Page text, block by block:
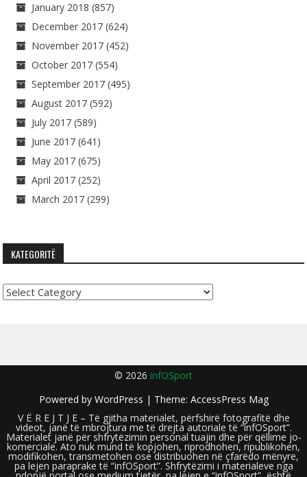
January 2018 (857)
December 2017 (624)
November 2017 (452)
October 2017 (554)
September 2017 (495)
August 2017 (592)
July 2017 (589)
June 2017 (641)
May 2017 (675)
April 2017 (252)
March 2017 (299)
KATEGORITË
Kategoritë
© 2026 infOSport
Powered by WordPress | Theme: AccessPress Mag
V Ë R E J T J E – Të gjitha materialet, përfshirë fotografitë dhe
videot, janë të mbrojtura me të drejta autoriale të “infOSport”.
Materialet janë për shfrytëzimin personal tuajin dhe për qëllime jo-
komerciale. Ato nuk mund të kopjohen, riprodhohen, ripublikohen,
modifikohen, transmetohen ose distribuohen në çfarëdo mënyre,
pa lejen paraprake të “infOSport”. Shfrytëzimi i materialeve nga